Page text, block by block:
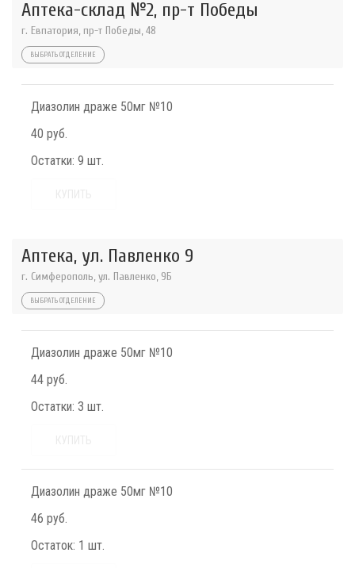
Аптека-склад №2, пр-т Победы
г. Евпатория, пр-т Победы, 48
ВЫБРАТЬ ОТДЕЛЕНИЕ
Диазолин драже 50мг №10
40 руб.
Остатки: 9 шт.
Аптека, ул. Павленко 9
г. Симферополь, ул. Павленко, 9Б
ВЫБРАТЬ ОТДЕЛЕНИЕ
Диазолин драже 50мг №10
44 руб.
Остатки: 3 шт.
Диазолин драже 50мг №10
46 руб.
Остаток: 1 шт.